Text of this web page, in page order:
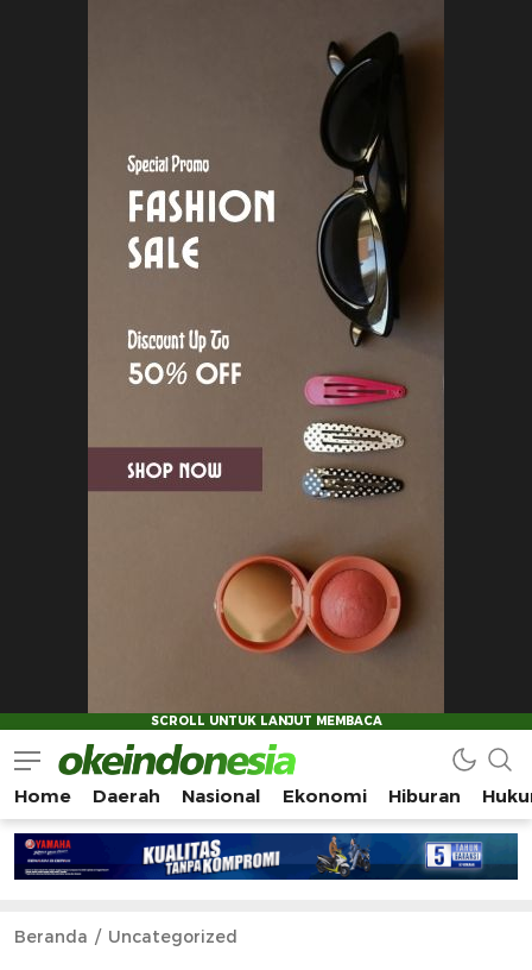
Okeindonesia.Online
Mengonlinekan Indonesia Secara Utuh
Home Daerah Nasional Ekonomi Hiburan
Beranda Uncategorized